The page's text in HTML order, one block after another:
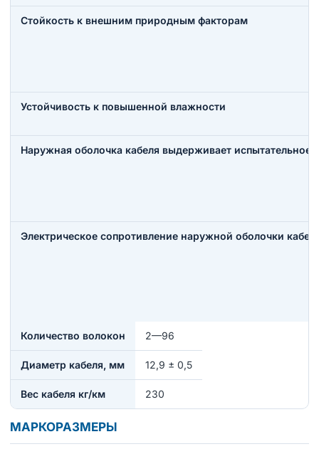
Стойкость к внешним природным факторам
Устойчивость к повышенной влажности
Наружная оболочка кабеля выдерживает испытательное
Электрическое сопротивление наружной оболочки
Количество волокон 2—96
Диаметр кабеля, мм 12,9 ± 0,5
Вес кабеля кг/км 230
МАРКОРАЗМЕРЫ